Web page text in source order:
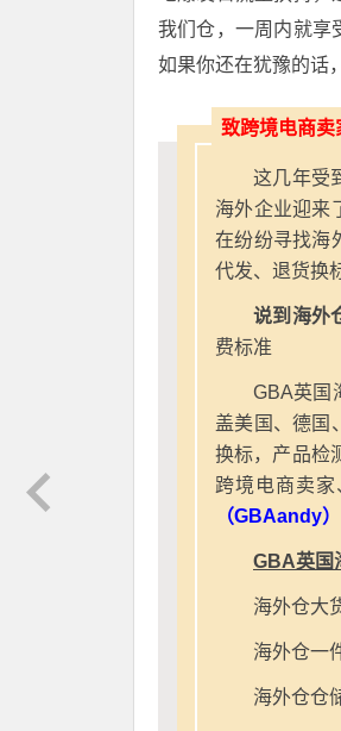
我们仓，一周内就享
如果你还在犹豫的话
致跨境电商卖
这几年受
海外企业迎来
在纷纷寻找海
代发、退货换
说到海外
费标准
GBA英国
盖美国、德国
换标，产品检
跨境电商卖家
（GBAandy）
GBA英国
海外仓大
海外仓一
海外仓仓